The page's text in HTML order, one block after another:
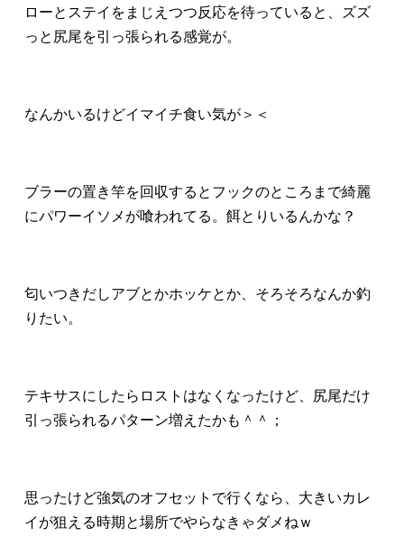
ローとステイをまじえつつ反応を待っていると、ズズ
っと尻尾を引っ張られる感覚が。
なんかいるけどイマイチ食い気が＞＜
ブラーの置き竿を回収するとフックのところまで綺麗
にパワーイソメが喰われてる。餌とりいるんかな？
匂いつきだしアブとかホッケとか、そろそろなんか釣
りたい。
テキサスにしたらロストはなくなったけど、尻尾だけ
引っ張られるパターン増えたかも＾＾；
思ったけど強気のオフセットで行くなら、大きいカレ
イが狙える時期と場所でやらなきゃダメねｗ